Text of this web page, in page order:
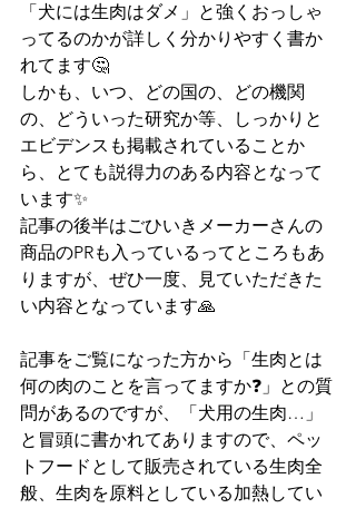
「犬には生肉はダメ」と強くおっしゃ
ってるのかが詳しく分かりやすく書か
れてます🤔
しかも、いつ、どの国の、どの機関
の、どういった研究か等、しっかりと
エビデンスも掲載されていることか
ら、とても説得力のある内容となって
います✨
記事の後半はごひいきメーカーさんの
商品のPRも入っているってところもあ
りますが、ぜひ一度、見ていただきた
い内容となっています🙏
記事をご覧になった方から「生肉とは
何の肉のことを言ってますか❓」との質
問があるのですが、「犬用の生肉…」
と冒頭に書かれてありますので、ペッ
トフードとして販売されている生肉全
般、生肉を原料としている加熱してい